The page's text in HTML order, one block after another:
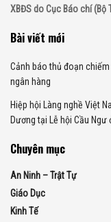
XBĐS do Cục Báo chí
Bài viết mới
Cảnh báo thủ đoạn
ngân hàng
Hiệp hội Làng nghề Việt
Dương tại Lễ hội Cầu
Chuyên mục
An Ninh – Trật Tự
Giáo Dục
Kinh Tế